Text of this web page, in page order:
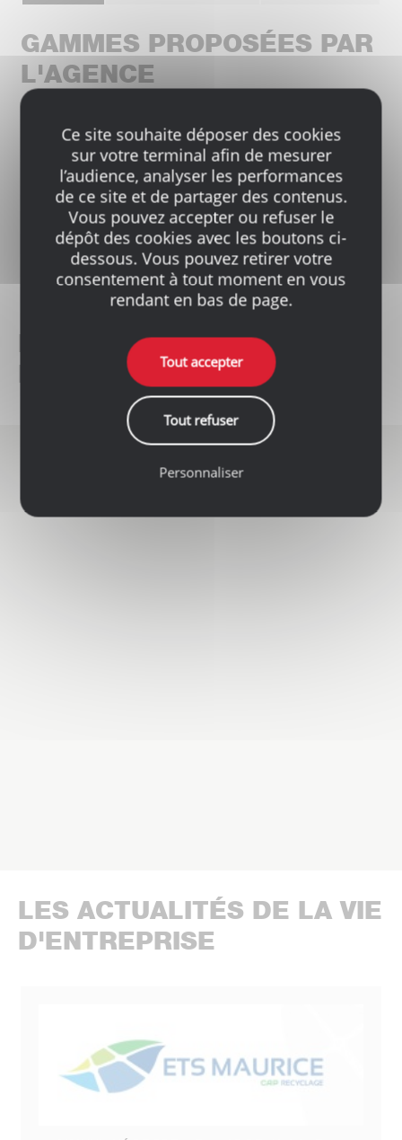
GAMMES PROPOSÉES PAR
L'AGENCE
Facebook
LinkedIn
EmailPartager
Couverture Gros Œuvre
Isolation Libre Service
LOCALISATION DE
L'AGENCE
LES ACTUALITÉS DE LA VIE
D'ENTREPRISE
Ce site souhaite déposer des cookies
sur votre terminal afin de mesurer
l’audience, analyser les performances
de ce site et de partager des contenus.
Vous pouvez accepter ou refuser le
dépôt des cookies avec les boutons ci-
dessous. Vous pouvez retirer votre
consentement à tout moment en vous
rendant en bas de page.
Tout accepter
Tout refuser
Personnaliser